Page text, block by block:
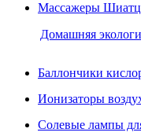
Массажеры
Домашняя
Баллончики
Ионизаторы
Солевые лампы